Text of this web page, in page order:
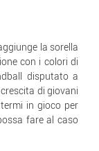
la sorella
con i colori di
disputato a
di giovani
in gioco per
fare al caso